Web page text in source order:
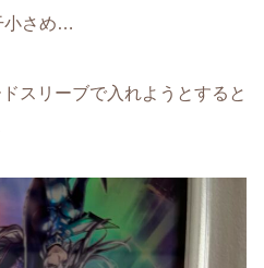
小さめ…
スリーブで入れようとすると